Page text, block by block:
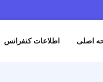
اطلاعات کنفرانس سفر به